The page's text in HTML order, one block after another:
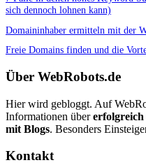
sich dennoch lohnen kann)
Domaininhaber ermitteln mit der
Freie Domains finden und die
Über WebRobots.de
Hier wird gebloggt. Auf
Informationen übererfolgreich
mit Blogs. Besonders
Kontakt